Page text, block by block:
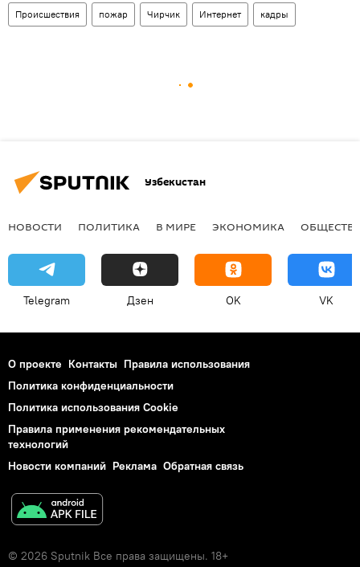
Происшествия пожар Чирчик Интернет кадры
Узбекистан
НОВОСТИ ПОЛИТИКА В МИРЕ ЭКОНОМИКА
Telegram Дзен OK VK
О проекте Контакты Правила использования
Политика конфиденциальности
Политика использования Cookie
Правила применения рекомендательных
технологий
Новости компаний Реклама Обратная связь
© 2026 Sputnik Все права защищены. 18+